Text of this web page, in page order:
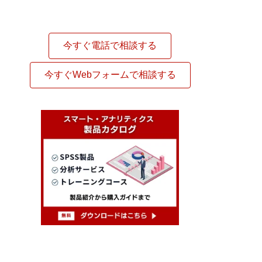
今すぐ電話で相談する
今すぐWebフォームで相談する